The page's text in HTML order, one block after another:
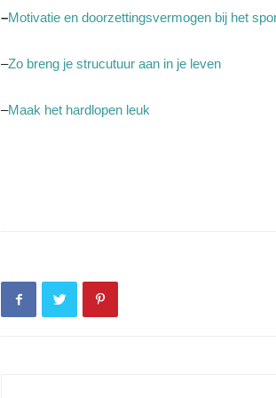
–Motivatie en doorzettingsvermogen bij het
–Zo breng je strucutuur aan in je leven
–Maak het hardlopen leuk